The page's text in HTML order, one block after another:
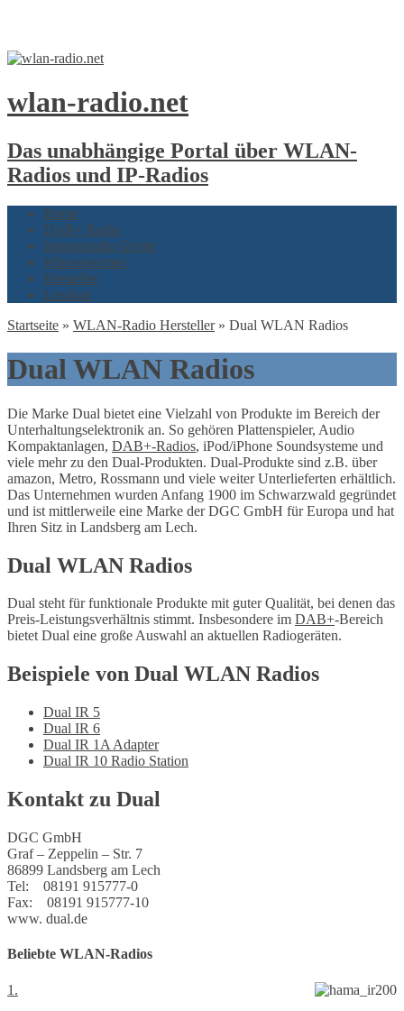
wlan-radio.net
Das unabhängige Portal über WLAN-
Radios und IP-Radios
Home
DAB+ Radio
Internetradio Geräte
Wissenswertes
Hersteller
Lexikon
Startseite » WLAN-Radio Hersteller » Dual WLAN Radios
Dual WLAN Radios
Die Marke Dual bietet eine Vielzahl von Produkte im Bereich der
Unterhaltungselektronik an. So gehören Plattenspieler, Audio
Kompaktanlagen, DAB+-Radios, iPod/iPhone Soundsysteme und
viele mehr zu den Dual-Produkten. Dual-Produkte sind z.B. über
amazon, Metro, Rossmann und viele weiter Unterlieferten erhältlich.
Das Unternehmen wurden Anfang 1900 im Schwarzwald gegründet
und ist mittlerweile eine Marke der DGC GmbH für Europa und hat
Ihren Sitz in Landsberg am Lech.
Dual WLAN Radios
Dual steht für funktionale Produkte mit guter Qualität, bei denen das
Preis-Leistungsverhältnis stimmt. Insbesondere im DAB+-Bereich
bietet Dual eine große Auswahl an aktuellen Radiogeräten.
Beispiele von Dual WLAN Radios
Dual IR 5
Dual IR 6
Dual IR 1A Adapter
Dual IR 10 Radio Station
Kontakt zu Dual
DGC GmbH
Graf – Zeppelin – Str. 7
86899 Landsberg am Lech
Tel: 08191 915777-0
Fax: 08191 915777-10
www. dual.de
Beliebte WLAN-Radios
1.